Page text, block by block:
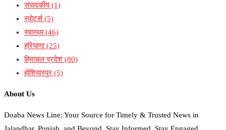
संपादकीय(1)
स्पोर्ट्स(5)
स्वास्थ्य(46)
हरियाणा(25)
हिमाचल प्रदेश (80)
होशियारपुर (5)
About Us
Doaba News Line: Your Source for Timely & Trusted News in
Jalandhar, Punjab, and Beyond. Stay Informed, Stay Engaged.